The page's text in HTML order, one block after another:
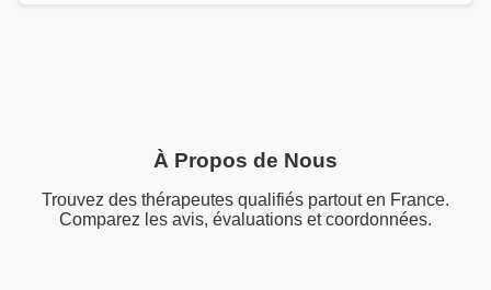
À Propos de Nous
Trouvez des thérapeutes qualifiés partout en France.
Comparez les avis, évaluations et coordonnées.